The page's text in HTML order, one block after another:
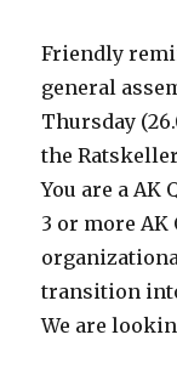
Friendly
general
Thursday
the
You are a AK
3 or more AK
transition
We are